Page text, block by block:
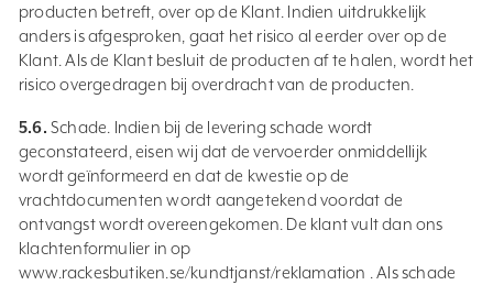
producten betreft, over op de Klant. Indien uitdrukkelijk
anders is afgesproken, gaat het risico al eerder over op de
Klant. Als de Klant besluit de producten af te halen, wordt het
risico overgedragen bij overdracht van de producten.
5.6. Schade. Indien bij de levering schade wordt
geconstateerd, eisen wij dat de vervoerder onmiddellijk
wordt geïnformeerd en dat de kwestie op de
vrachtdocumenten wordt aangetekend voordat de
ontvangst wordt overeengekomen. De klant vult dan ons
klachtenformulier in op
www.rackesbutiken.se/kundtjanst/reklamation . Als schade